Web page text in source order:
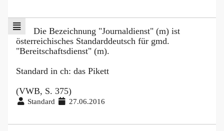
Die Bezeichnung "Journaldienst" (m) ist
österreichisches Standarddeutsch für gmd.
"Bereitschaftsdienst" (m).
Standard in ch: das Pikett
(VWB, S. 375)
Standard 27.06.2016